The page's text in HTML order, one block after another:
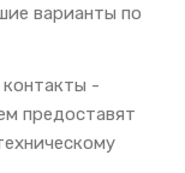
варианты по
-
предоставят